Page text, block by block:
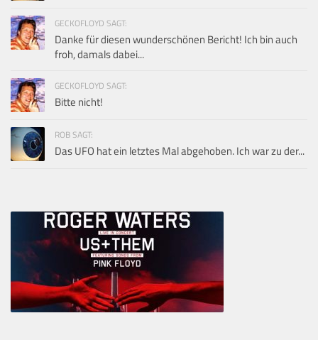
GECKOFLOYD SAGT:
Danke für diesen wunderschönen Bericht! Ich bin auch
froh, damals dabei...
GECKOFLOYD SAGT:
Bitte nicht!
ROB SAGT:
Das UFO hat ein letztes Mal abgehoben. Ich war zu der...